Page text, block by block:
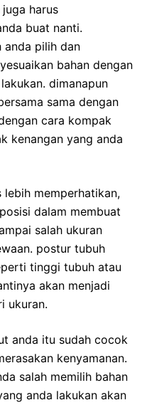
harus
buat nanti.
anda pilih dan
bahan dengan
dimanapun
sama dengan
cara kompak
kenangan yang anda
lebih memperhatikan,
dalam membuat
salah ukuran
postur tubuh
tinggi tubuh atau
akan menjadi
ukuran.
anda itu sudah cocok
kenyamanan.
salah memilih bahan
anda lakukan akan